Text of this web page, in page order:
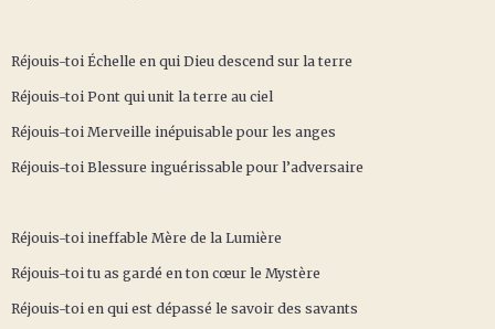
Réjouis-toi Échelle en qui Dieu descend sur la terre
Réjouis-toi Pont qui unit la terre au ciel
Réjouis-toi Merveille inépuisable pour les anges
Réjouis-toi Blessure inguérissable pour l’adversaire
Réjouis-toi ineffable Mère de la Lumière
Réjouis-toi tu as gardé en ton cœur le Mystère
Réjouis-toi en qui est dépassé le savoir des savants